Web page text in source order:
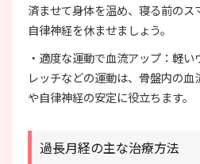
済ませて身体を温め、寝る前のス
自律神経を休ませましょう。
・適度な運動で血流アップ：軽
レッチなどの運動は、骨盤内の
や自律神経の安定に役立ちます。
過長月経の主な治療方法